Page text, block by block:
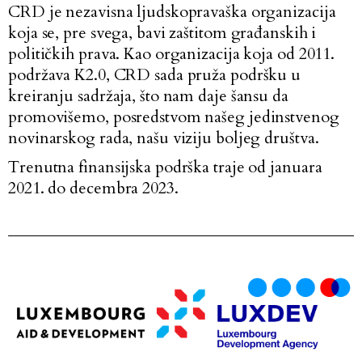
CRD je nezavisna ljudskopravaška organizacija
koja se, pre svega, bavi zaštitom građanskih i
političkih prava. Kao organizacija koja od 2011.
podržava K2.0, CRD sada pruža podršku u
kreiranju sadržaja, što nam daje šansu da
promovišemo, posredstvom našeg jedinstvenog
novinarskog rada, našu viziju boljeg društva.
Trenutna finansijska podrška traje od januara
2021. do decembra 2023.